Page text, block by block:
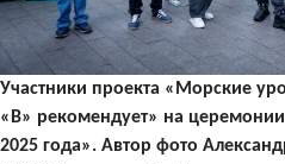
Участники проекта «Морские
«В» рекомендует» на
2025 года». Автор фото